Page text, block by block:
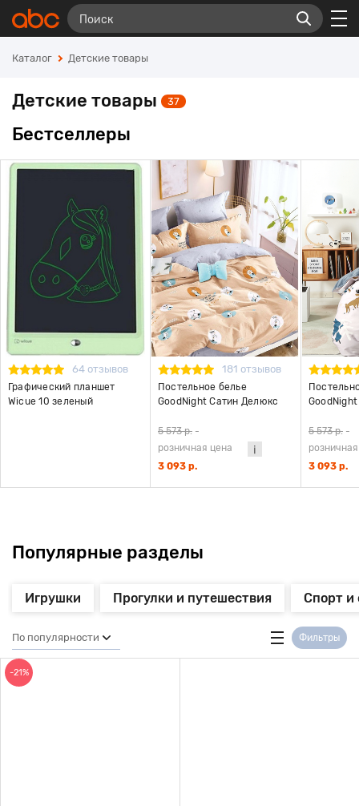
Каталог Детские товары
Детские товары 37
Бестселлеры
64 отзывов
Графический планшет
Wicue 10 зеленый
181 отзывов
Постельное белье
GoodNight Сатин Делюкс
нав. 50х70)
5 573 р. -
розничная цена
3 093 р.
нав.
5 573 р. -
3 093 р.
Популярные разделы
Игрушки Прогулки и путешествия Спорт и
По популярности Фильтры
-21%